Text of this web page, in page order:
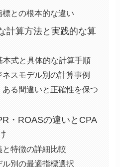
との根本的な違い
計算方法と実践的な算
本式と具体的な計算手順
スモデル別の計算事例
る間違いと正確性を保つ
・ROASの違いとCPA
特徴の詳細比較
ル別の最適指標選択